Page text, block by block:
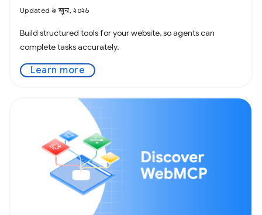
Updated ৯ জুন, ২০২৬
Build structured tools for your website, so agents can
complete tasks accurately.
Learn more